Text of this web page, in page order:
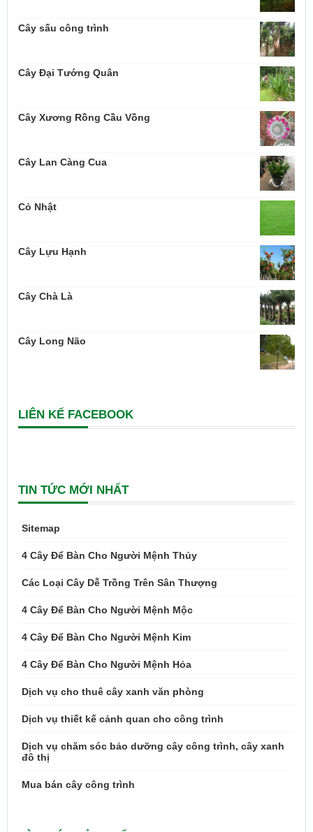
Cây sấu công trình
Cây Đại Tướng Quân
Cây Xương Rồng Cầu Vồng
Cây Lan Càng Cua
Cỏ Nhật
Cây Lựu Hạnh
Cây Chà Là
Cây Long Não
LIÊN KẾ FACEBOOK
TIN TỨC MỚI NHẤT
Sitemap
4 Cây Để Bàn Cho Người Mệnh Thủy
Các Loại Cây Dễ Trồng Trên Sân Thượng
4 Cây Để Bàn Cho Người Mệnh Mộc
4 Cây Để Bàn Cho Người Mệnh Kim
4 Cây Để Bàn Cho Người Mệnh Hỏa
Dịch vụ cho thuê cây xanh văn phòng
Dịch vụ thiết kế cảnh quan cho công trình
Dịch vụ chăm sóc bảo dưỡng cây công trình, cây xanh
đô thị
Mua bán cây công trình